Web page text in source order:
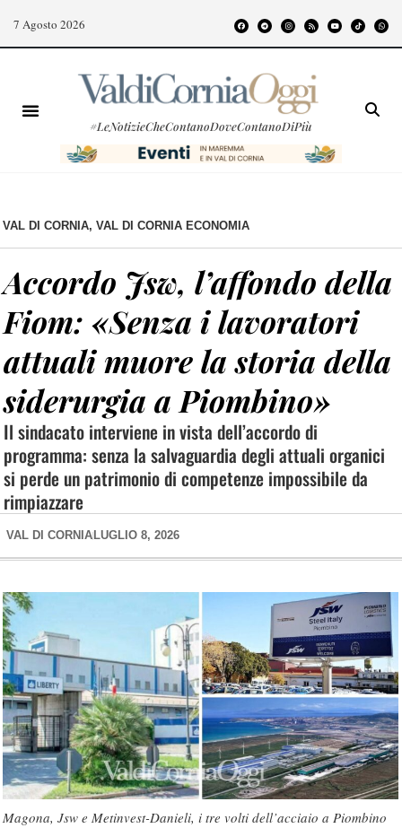
7 Agosto 2026
#LeNotizieCheContanoDoveContanoDiPiù
VAL DI CORNIA, VAL DI CORNIA ECONOMIA
Accordo Jsw, l’affondo della
Fiom: «Senza i lavoratori
attuali muore la storia della
siderurgia a Piombino»
Il sindacato interviene in vista dell’accordo di
programma: senza la salvaguardia degli attuali organici
si perde un patrimonio di competenze impossibile da
rimpiazzare
VAL DI CORNIA LUGLIO 8, 2026
Magona, Jsw e Metinvest-Danieli, i tre volti dell’acciaio a Piombino